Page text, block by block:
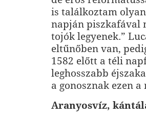
is találkoztam
napján piszkafával
tojók legyenek.”
eltűnőben van,
1582 előtt a téli
leghosszabb
a gonosznak ezen
Aranyosvíz,